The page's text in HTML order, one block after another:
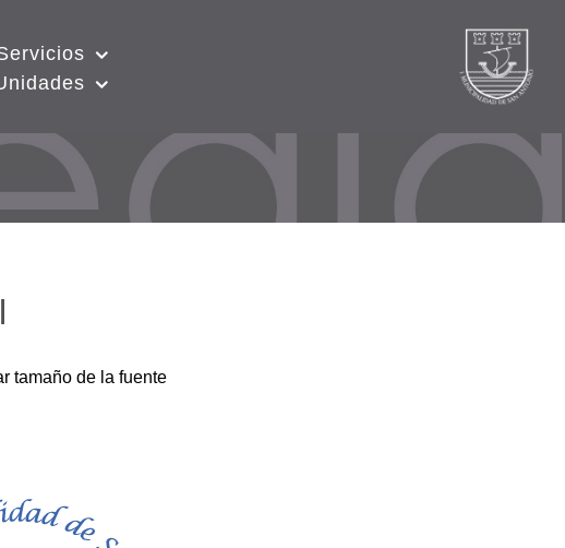
tamaño de la fuente